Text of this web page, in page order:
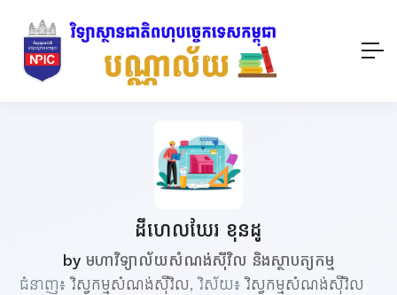
ដឹ​ហេល​ឃែរ​ ខុនដូ
by មហាវិទ្យាល័យសំណង់ស៊ីវិល និងស្ថាបត្យកម្ម
ជំនាញ៖វិស្វកម្មសំណង់ស៊ីវិល, វិស័យ៖វិស្វកម្មសំណង់ស៊ីវិល